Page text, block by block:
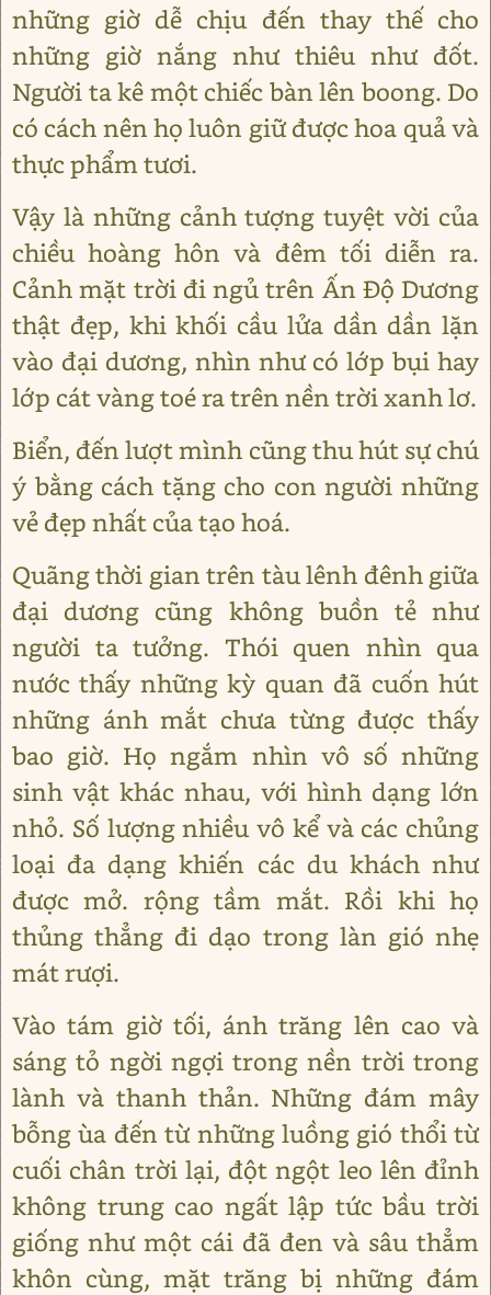
những giờ dễ chịu đến thay thế cho
những giờ nắng như thiêu như đốt.
Người ta kê một chiếc bàn lên boong. Do
có cách nên họ luôn giữ được hoa quả và
thực phẩm tươi.
Vậy là những cảnh tượng tuyệt vời của
chiều hoàng hôn và đêm tối diễn ra.
Cảnh mặt trời đi ngủ trên Ấn Độ Dương
thật đẹp, khi khối cầu lửa dần dần lặn
vào đại dương, nhìn như có lớp bụi hay
lớp cát vàng toé ra trên nền trời xanh lơ.
Biển, đến lượt mình cũng thu hút sự chú
ý bằng cách tặng cho con người những
vẻ đẹp nhất của tạo hoá.
Quãng thời gian trên tàu lênh đênh giữa
đại dương cũng không buồn tẻ như
người ta tưởng. Thói quen nhìn qua
nước thấy những kỳ quan đã cuốn hút
những ánh mắt chưa từng được thấy
bao giờ. Họ ngắm nhìn vô số những
sinh vật khác nhau, với hình dạng lớn
nhỏ. Số lượng nhiều vô kể và các chủng
loại đa dạng khiến các du khách như
được mở. rộng tầm mắt. Rồi khi họ
thủng thẳng đi dạo trong làn gió nhẹ
mát rượi.
Vào tám giờ tối, ánh trăng lên cao và
sáng tỏ ngời ngợi trong nền trời trong
lành và thanh thản. Những đám mây
bỗng ùa đến từ những luồng gió thổi từ
cuối chân trời lại, đột ngột leo lên đỉnh
không trung cao ngất lập tức bầu trời
giống như một cái đã đen và sâu thẳm
khôn cùng, mặt trăng bị những đám